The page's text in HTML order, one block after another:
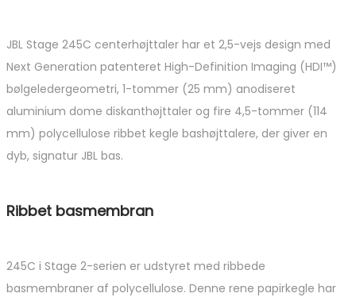
JBL Stage 245C centerhøjttaler har et 2,5-vejs design med
Next Generation patenteret High-Definition Imaging (HDI™)
bølgeledergeometri, 1-tommer (25 mm) anodiseret
aluminium dome diskanthøjttaler og fire 4,5-tommer (114
mm) polycellulose ribbet kegle bashøjttalere, der giver en
dyb, signatur JBL bas.
Ribbet basmembran
245C i Stage 2-serien er udstyret med ribbede
basmembraner af polycellulose. Denne rene papirkegle har